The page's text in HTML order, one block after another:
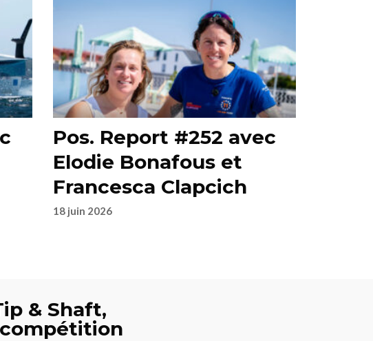
Pos. Report #252 avec
Elodie Bonafous et
Francesca Clapcich
18 juin 2026
& Shaft,